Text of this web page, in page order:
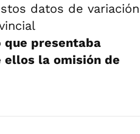
datos de variación
que presentaba
la omisión de